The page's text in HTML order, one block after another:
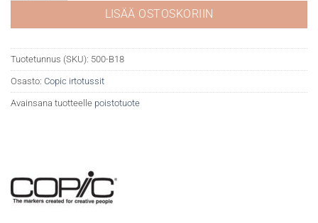
LISÄÄ OSTOSKORIIN
Tuotetunnus (SKU): 500-B18
Osasto: Copic irtotussit
Avainsana tuotteelle poistotuote